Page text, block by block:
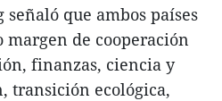
que ambos países
de cooperación
finanzas, ciencia y
transición ecológica,